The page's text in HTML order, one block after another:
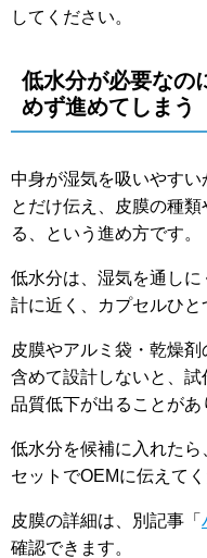
してください。
低水分が必要なの
めず進めてしまう
中身が湿気を吸いやすい
とだけ伝え、皮膜の種
る、という進め方です。
低水分は、湿気を通し
計に近く、カプセルひと
皮膜やアルミ袋・乾燥
含めて設計しないと、
品質低下が出ることがあ
低水分を候補に入れた
セットでOEMに伝えてく
皮膜の詳細は、別記事「
確認できます。